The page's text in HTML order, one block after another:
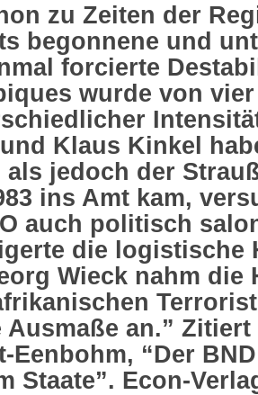
zu Zeiten der
begonnene und
forcierte
wurde von
Klaus Kinkel
jedoch der
ins Amt kam,
auch politisch
die logistische
Wieck nahm die
Ausmaße an.”
Eenbohm, “Der
Staate”. Econ-